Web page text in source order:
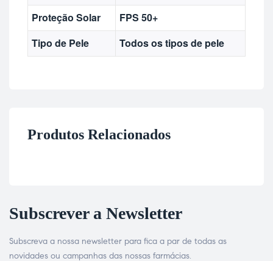
Proteção Solar
FPS 50+
Tipo de Pele
Todos os tipos de pele
Produtos Relacionados
Subscrever a Newsletter
Subscreva a nossa newsletter para fica a par de todas as
novidades ou campanhas das nossas farmácias.